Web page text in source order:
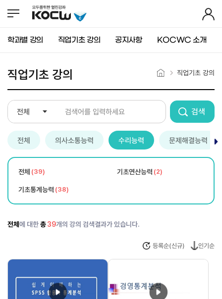
학과별 강의 직업기초 강의 공지사항 KOCWC 소개
직업기초 강의 직업기초 강의
전체 의사소통능력 수리능력 문제해결능력
전체 (39) 기초연산능력 (2)
기초통계능력 (38)
전체에 대한총39개의 강의 검색결과가 있습니다.
등록순(신규) 인기순